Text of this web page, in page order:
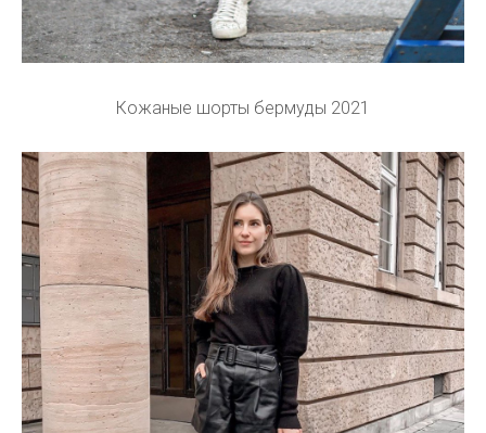
Кожаные шорты бермуды 2021